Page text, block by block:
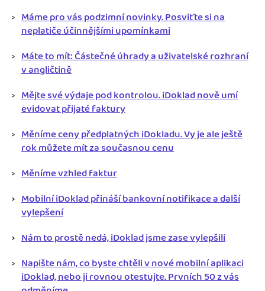
Máme pro vás podzimní novinky. Posviťte si na
neplatiče účinnějšími upomínkami
Máte to mít: Částečné úhrady a uživatelské rozhraní
v angličtině
Mějte své výdaje pod kontrolou. iDoklad nově umí
evidovat přijaté faktury
Měníme ceny předplatných iDokladu. Vy je ale ještě
rok můžete mít za současnou cenu
Měníme vzhled faktur
Mobilní iDoklad přináší bankovní notifikace a další
vylepšení
Nám to prostě nedá, iDoklad jsme zase vylepšili
Napište nám, co byste chtěli v nové mobilní aplikaci
iDoklad, nebo ji rovnou otestujte. Prvních 50 z vás